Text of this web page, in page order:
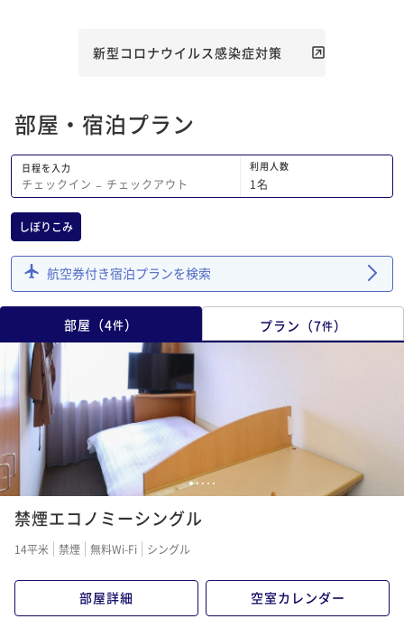
新型コロナウイルス感染症対策
部屋・宿泊プラン
日程を入力
チェックイン − チェックアウト
利用人数
1名
しぼりこみ
航空券付き宿泊プランを検索
部屋 （4件） プラン （7件）
12 3 4 5
禁煙エコノミーシングル
14平米 禁煙 無料Wi-Fi シングル
部屋詳細 空室カレンダー